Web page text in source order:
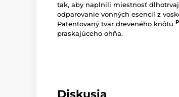
tak, aby naplnili miestnosť
odparovanie vonných esencií z
Patentovaný tvar dreveného knôtu
praskajúceho ohňa.